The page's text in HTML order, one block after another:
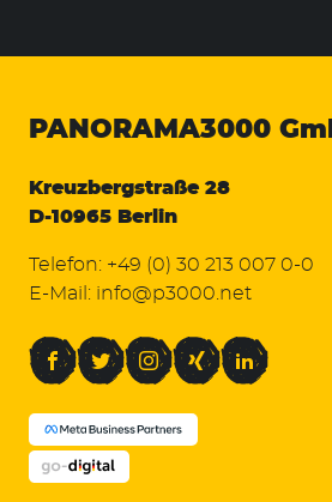
PANORAMA3000
Kreuzbergstraße 28
D-10965 Berlin
Telefon: +49 (0) 30 213 007 0-0
E-Mail: info@p3000.net
FacebookTwitterInstagramXing LinkedIn